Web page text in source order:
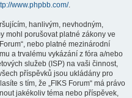
www.phpbb.com/.
hanlivým, nevhodným,
mohl porušovat platné zákony ve
nebo platné mezinárodní
a trvalému vykázání z fóra a/nebo
služeb (ISP) na vaši činnost,
příspěvků jsou ukládány pro
s tím, že „FIKS Forum“ má právo
jakékoliv téma nebo příspěvek,